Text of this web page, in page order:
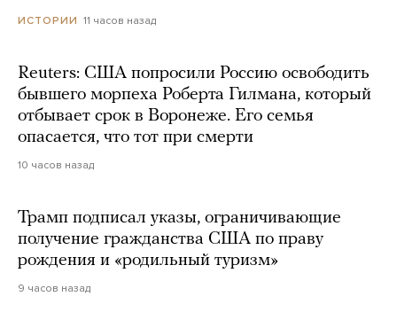
ИСТОРИИ 11 часов назад
Reuters: США попросили Россию освободить
бывшего морпеха Роберта Гилмана, который
отбывает срок в Воронеже. Его семья
опасается, что тот при смерти
10 часов назад
Трамп подписал указы, ограничивающие
получение гражданства США по праву
рождения и «родильный туризм»
9 часов назад